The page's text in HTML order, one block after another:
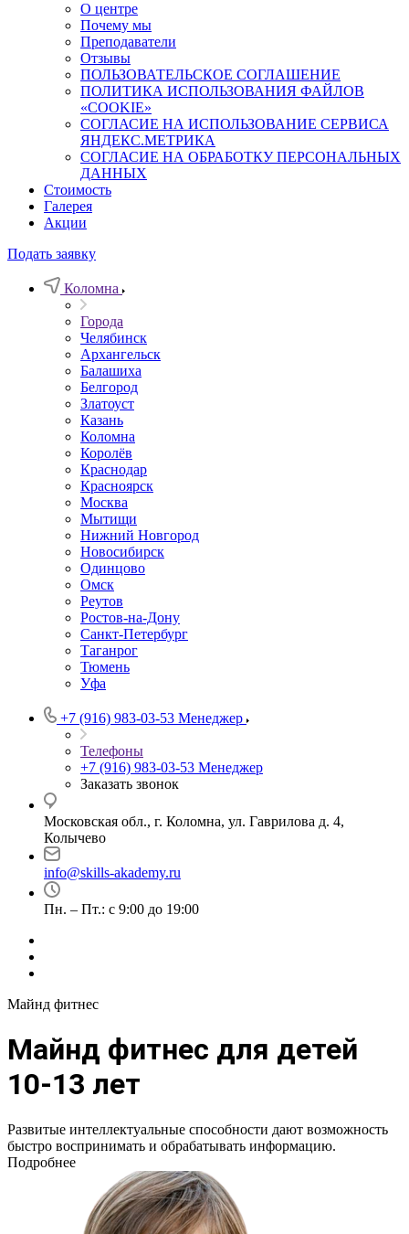
О центре
Почему мы
Преподаватели
Отзывы
ПОЛЬЗОВАТЕЛЬСКОЕ СОГЛАШЕНИЕ
ПОЛИТИКА ИСПОЛЬЗОВАНИЯ ФАЙЛОВ
«COOKIE»
СОГЛАСИЕ НА ИСПОЛЬЗОВАНИЕ СЕРВИСА
ЯНДЕКС.МЕТРИКА
СОГЛАСИЕ НА ОБРАБОТКУ ПЕРСОНАЛЬНЫХ
ДАННЫХ
Стоимость
Галерея
Акции
Подать заявку
Коломна
Города
Челябинск
Архангельск
Балашиха
Белгород
Златоуст
Казань
Коломна
Королёв
Краснодар
Красноярск
Москва
Мытищи
Нижний Новгород
Новосибирск
Одинцово
Омск
Реутов
Ростов-на-Дону
Санкт-Петербург
Таганрог
Тюмень
Уфа
+7 (916) 983-03-53 Менеджер
Телефоны
+7 (916) 983-03-53 Менеджер
Заказать звонок
Московская обл., г. Коломна, ул. Гаврилова д. 4,
Колычево
info@skills-akademy.ru
Пн. – Пт.: с 9:00 до 19:00
Майнд фитнес
Майнд фитнес для детей
10-13 лет
Развитые интеллектуальные способности дают возможность
быстро воспринимать и обрабатывать информацию.
Подробнее